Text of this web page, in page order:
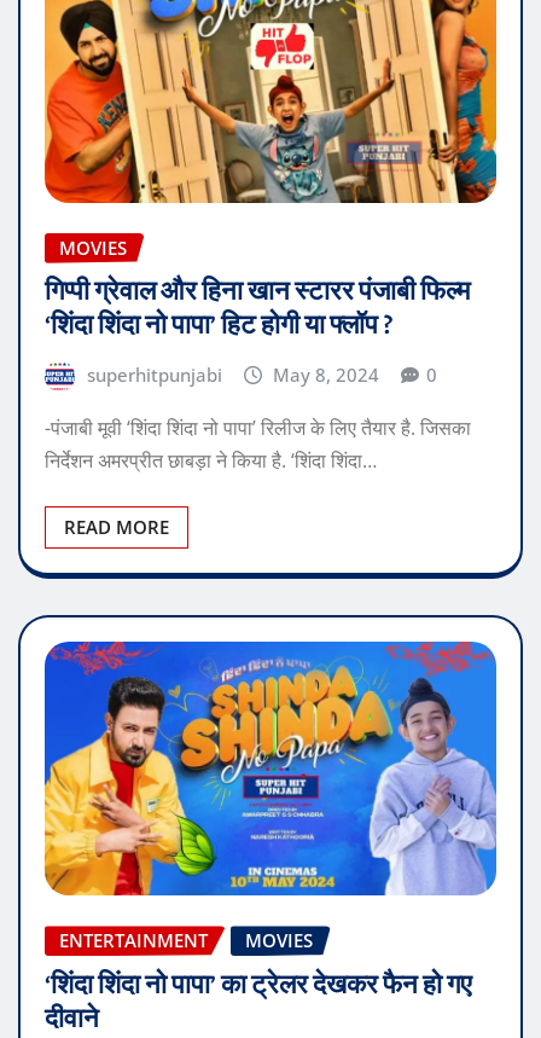
MOVIES
गिप्पी ग्रेवाल और हिना खान स्टारर पंजाबी फिल्म
‘शिंदा शिंदा नो पापा’ हिट होगी या फ्लॉप ?
superhitpunjabi May 8, 2024 0
-पंजाबी मूवी ‘शिंदा शिंदा नो पापा’ रिलीज के लिए तैयार है. जिसका
निर्देशन अमरप्रीत छाबड़ा ने किया है. ‘शिंदा शिंदा…
READ MORE
ENTERTAINMENT MOVIES
‘शिंदा शिंदा नो पापा’ का ट्रेलर देखकर फैन हो गए
दीवाने